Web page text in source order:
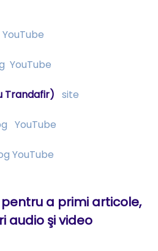
YouTube
YouTube
Trandafir) site
YouTube
YouTube
a primi articole,
audio şi video